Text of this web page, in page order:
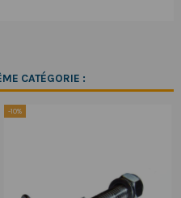
CATÉGORIE :
-10%